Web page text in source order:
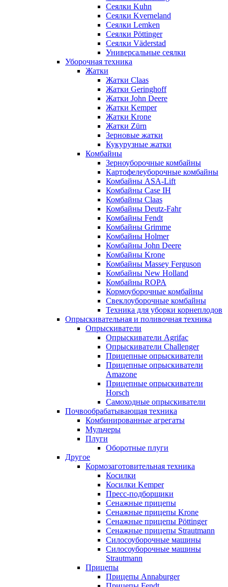
Сеялки Kuhn
Сеялки Kverneland
Сеялки Lemken
Сеялки Pöttinger
Сеялки Väderstad
Универсальные сеялки
Уборочная техника
Жатки
Жатки Claas
Жатки Geringhoff
Жатки John Deere
Жатки Kemper
Жатки Krone
Жатки Zürn
Зерновые жатки
Кукурузные жатки
Комбайны
Зерноуборочные комбайны
Картофелеуборочные комбайны
Комбайны ASA-Lift
Комбайны Case IH
Комбайны Claas
Комбайны Deutz-Fahr
Комбайны Fendt
Комбайны Grimme
Комбайны Holmer
Комбайны John Deere
Комбайны Krone
Комбайны Massey Ferguson
Комбайны New Holland
Комбайны ROPA
Кормоуборочные комбайны
Свеклоуборочные комбайны
Техника для уборки корнеплодов
Опрыскивательная и поливочная техника
Опрыскиватели
Опрыскиватели Agrifac
Опрыскиватели Challenger
Прицепные опрыскиватели
Прицепные опрыскиватели
Amazone
Прицепные опрыскиватели
Horsch
Самоходные опрыскиватели
Почвообрабатывающая техника
Комбинированные агрегаты
Мульчеры
Плуги
Оборотные плуги
Другое
Кормозаготовительная техника
Косилки
Косилки Kemper
Пресс-подборщики
Сенажные прицепы
Сенажные прицепы Krone
Сенажные прицепы Pöttinger
Сенажные прицепы Strautmann
Силосоуборочные машины
Силосоуборочные машины
Strautmann
Прицепы
Прицепы Annaburger